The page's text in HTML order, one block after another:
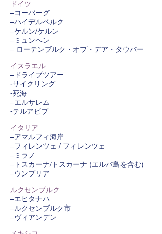
ドイツ
–コーバーグ
–ハイデルベルク
–ケルン/ケルン
–ミュンヘン
– ローテンブルク・オプ・デア・タウバー
イスラエル
–ドライブツアー
-サイクリング
-死海
–エルサレム
-テルアビブ
イタリア
–アマルフィ海岸
–フィレンツェ / フィレンツェ
–ミラノ
–トスカーナ/トスカーナ (エルバ島を含む)
–ウンブリア
ルクセンブルク
–エヒタナハ
–ルクセンブルク市
–ヴィアンデン